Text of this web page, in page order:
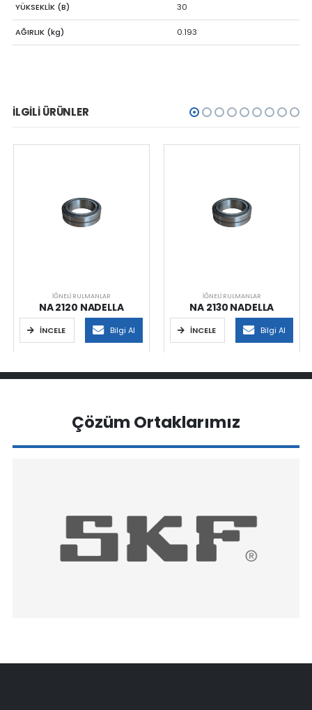
YÜKSEKLİK (B) 30
AĞIRLIK (kg) 0.193
İLGILI ÜRÜNLER
İĞNELI RULMANLAR
NA 2120 NADELLA
İNCELE Bilgi Al
İĞNELI RULMANLAR
NA 2130 NADELLA
İNCELE Bilgi Al
Çözüm Ortaklarımız